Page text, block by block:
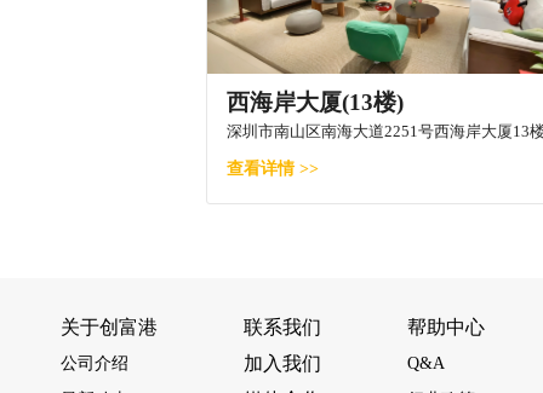
西海岸大厦(13楼)
深圳市南山区南海大道2251号西海岸大厦13
查看详情 >>
关于创富港
公司介绍
联系我们
加入我们
帮助中心
Q&A